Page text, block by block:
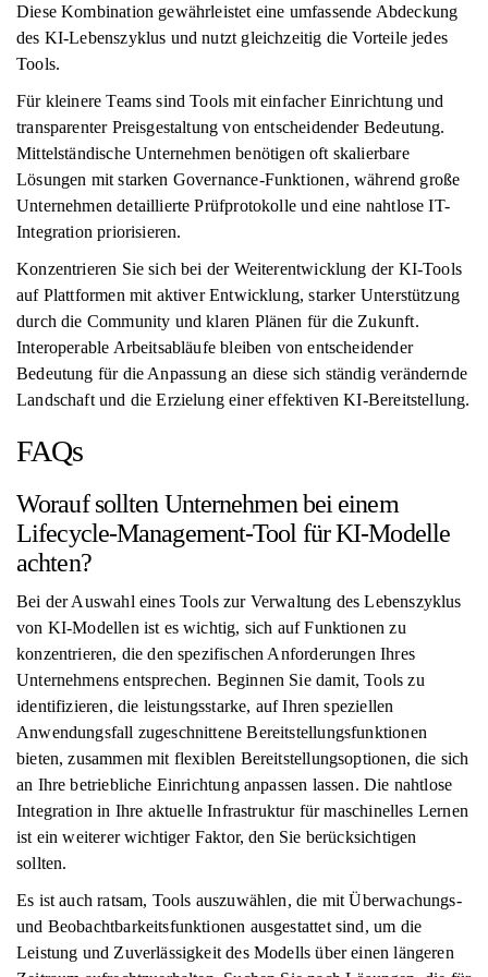
Diese Kombination gewährleistet eine umfassende Abdeckung
des KI-Lebenszyklus und nutzt gleichzeitig die Vorteile jedes
Tools.
Für kleinere Teams sind Tools mit einfacher Einrichtung und
transparenter Preisgestaltung von entscheidender Bedeutung.
Mittelständische Unternehmen benötigen oft skalierbare
Lösungen mit starken Governance-Funktionen, während große
Unternehmen detaillierte Prüfprotokolle und eine nahtlose IT-
Integration priorisieren.
Konzentrieren Sie sich bei der Weiterentwicklung der KI-Tools
auf Plattformen mit aktiver Entwicklung, starker Unterstützung
durch die Community und klaren Plänen für die Zukunft.
Interoperable Arbeitsabläufe bleiben von entscheidender
Bedeutung für die Anpassung an diese sich ständig verändernde
Landschaft und die Erzielung einer effektiven KI-Bereitstellung.
FAQs
Worauf sollten Unternehmen bei einem
Lifecycle-Management-Tool für KI-Modelle
achten?
Bei der Auswahl eines Tools zur Verwaltung des Lebenszyklus
von KI-Modellen ist es wichtig, sich auf Funktionen zu
konzentrieren, die den spezifischen Anforderungen Ihres
Unternehmens entsprechen. Beginnen Sie damit, Tools zu
identifizieren, die leistungsstarke, auf Ihren speziellen
Anwendungsfall zugeschnittene Bereitstellungsfunktionen
bieten, zusammen mit flexiblen Bereitstellungsoptionen, die sich
an Ihre betriebliche Einrichtung anpassen lassen. Die nahtlose
Integration in Ihre aktuelle Infrastruktur für maschinelles Lernen
ist ein weiterer wichtiger Faktor, den Sie berücksichtigen
sollten.
Es ist auch ratsam, Tools auszuwählen, die mit Überwachungs-
und Beobachtbarkeitsfunktionen ausgestattet sind, um die
Leistung und Zuverlässigkeit des Modells über einen längeren